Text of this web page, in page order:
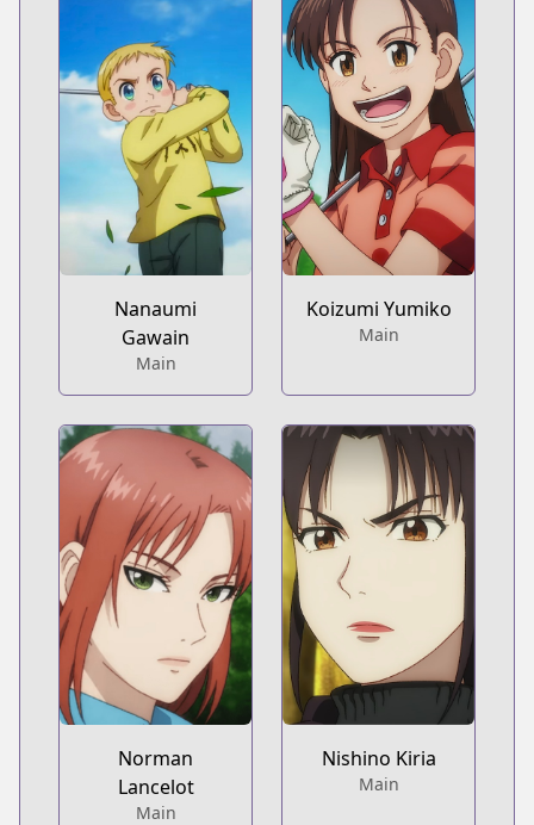
Koizumi Yumiko
Main
Nanaumi
Gawain
Main
Nishino Kiria
Main
Norman
Lancelot
Main